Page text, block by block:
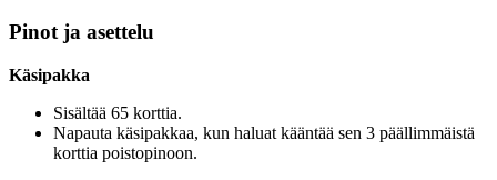
Pinot ja asettelu
Käsipakka
Sisältää 65 korttia.
Napauta käsipakkaa, kun haluat kääntää sen 3 päällimmäistä
korttia poistopinoon.